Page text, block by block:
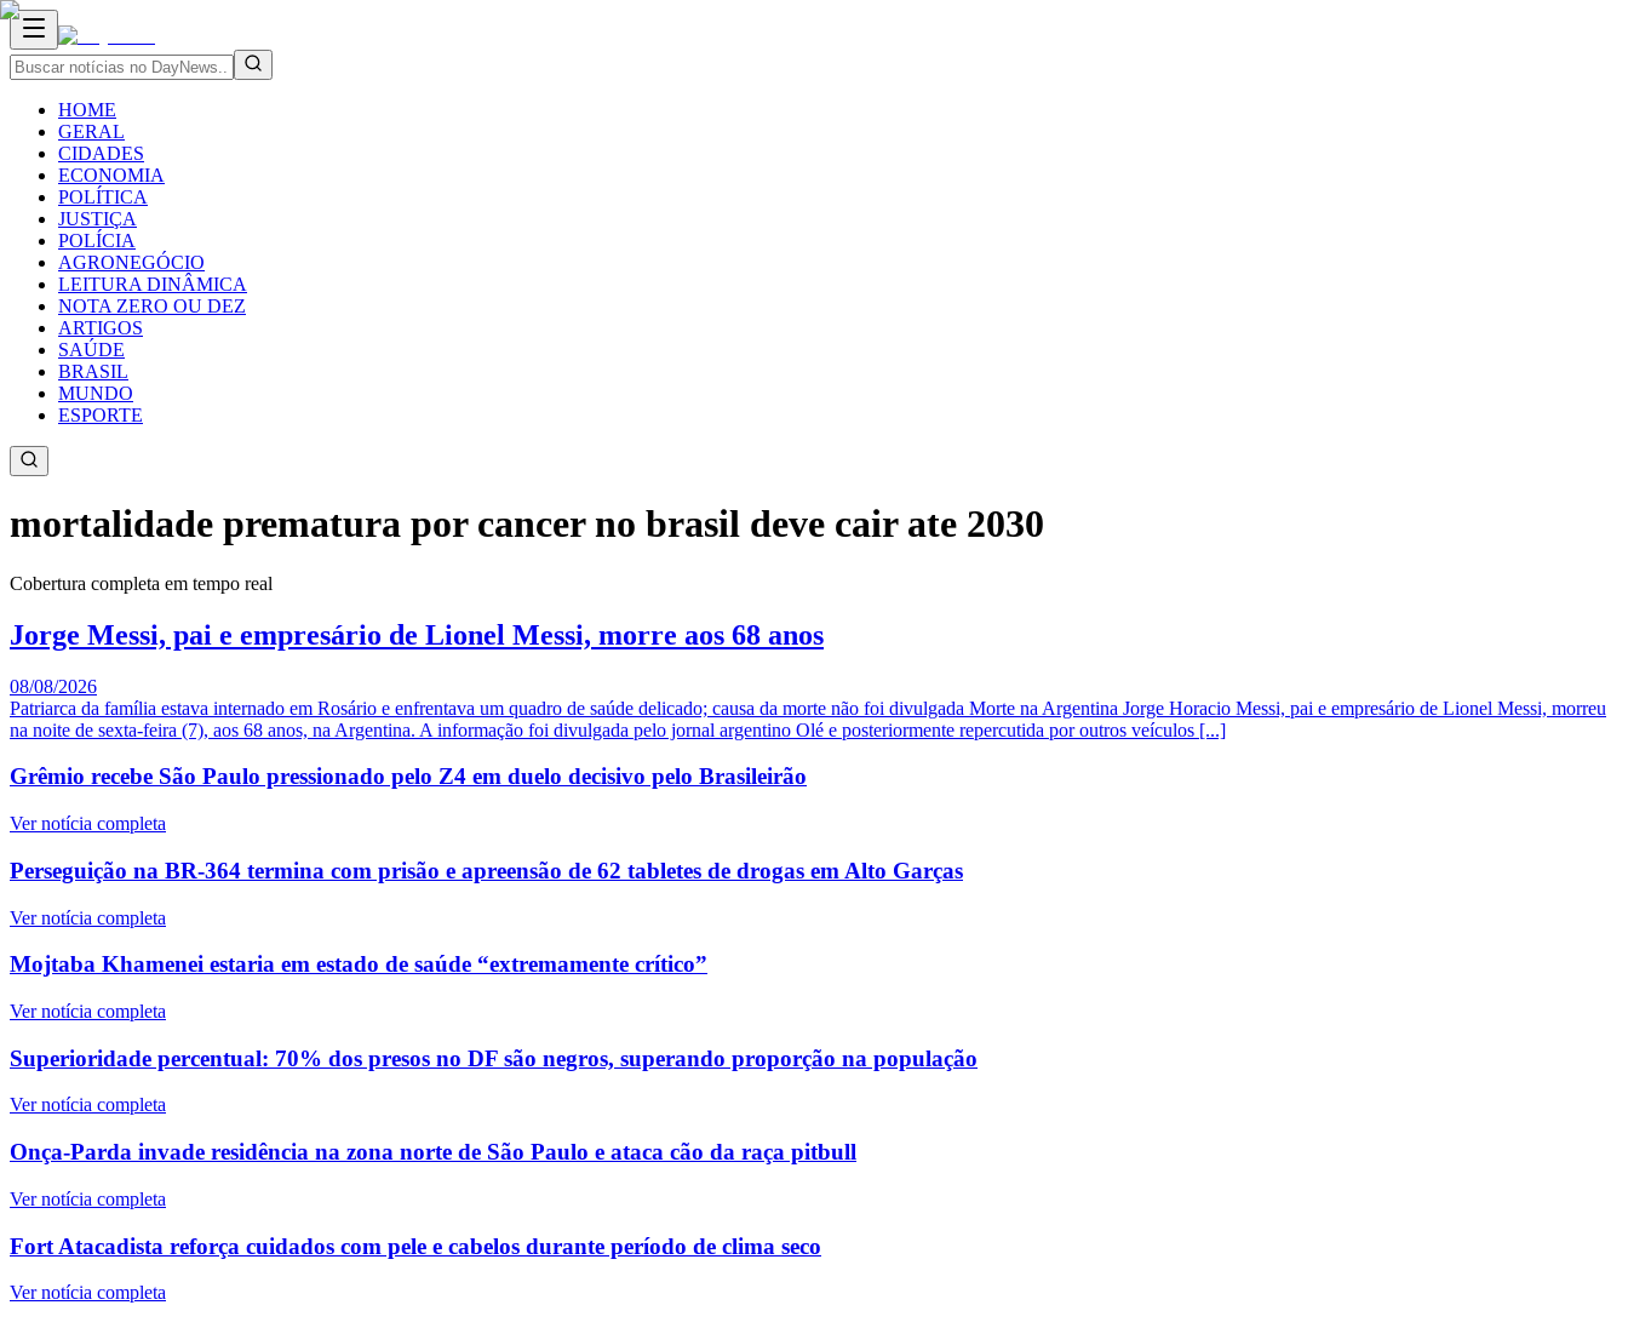
HOME
GERAL
CIDADES
ECONOMIA
POLÍTICA
JUSTIÇA
POLÍCIA
AGRONEGÓCIO
LEITURA DINÂMICA
NOTA ZERO OU DEZ
ARTIGOS
SAÚDE
BRASIL
MUNDO
ESPORTE
mortalidade prematura por cancer no brasil deve cair ate 2030
Cobertura completa em tempo real
Jorge Messi, pai e empresário de Lionel Messi, morre aos 68 anos
08/08/2026
Patriarca da família estava internado em Rosário e enfrentava um quadro de saúde delicado; causa da morte não foi divulgada Morte na Argentina Jorge Horacio Messi, pai e empresário de Lionel Messi, morreu
na noite de sexta-feira (7), aos 68 anos, na Argentina. A informação foi divulgada pelo jornal argentino Olé e posteriormente repercutida por outros veículos [...]
Grêmio recebe São Paulo pressionado pelo Z4 em duelo decisivo pelo Brasileirão
Ver notícia completa
Perseguição na BR-364 termina com prisão e apreensão de 62 tabletes de drogas em Alto Garças
Ver notícia completa
Mojtaba Khamenei estaria em estado de saúde “extremamente crítico”
Ver notícia completa
Superioridade percentual: 70% dos presos no DF são negros, superando proporção na população
Ver notícia completa
Onça-Parda invade residência na zona norte de São Paulo e ataca cão da raça pitbull
Ver notícia completa
Fort Atacadista reforça cuidados com pele e cabelos durante período de clima seco
Ver notícia completa